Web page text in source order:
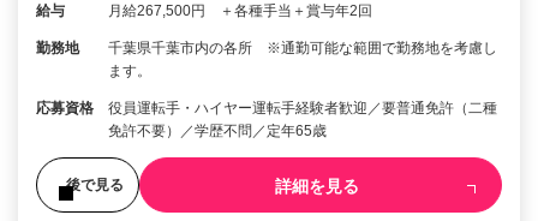
給与 月給267,500円 ＋各種手当＋賞与年2回
勤務地
千葉県千葉市内の各所 ※通勤可能な範囲で勤務地を考慮し
ます。
応募資格
役員運転手・ハイヤー運転手経験者歓迎／要普通免許（二種
免許不要）／学歴不問／定年65歳
後で見る 詳細を見る